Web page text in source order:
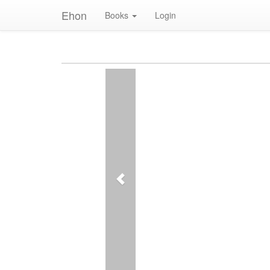
Ehon Books Login